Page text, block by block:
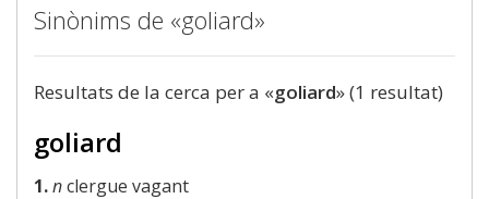
Sinònims de «goliard»
Resultats de la cerca per a «goliard» (1 resultat)
goliard
1.nclergue vagant